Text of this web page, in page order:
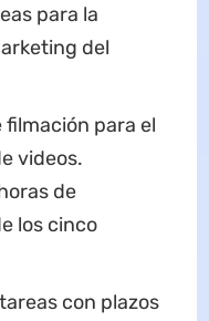
para la
del
para el
videos.
de
los cinco
con plazos